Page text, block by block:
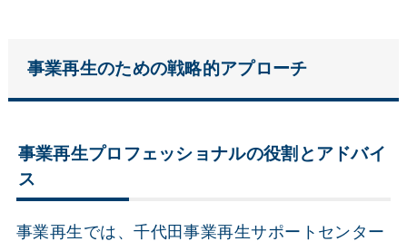
事業再生のための戦略的アプローチ
事業再生プロフェッショナルの役割とアドバイ
ス
事業再生では、千代田事業再生サポートセンター